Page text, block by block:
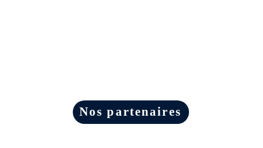
Nos partenaires